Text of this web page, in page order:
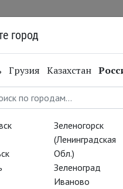
город
Грузия Казахстан
Зеленогорск
(Ленинградская
Обл.)
Зеленоград
Иваново